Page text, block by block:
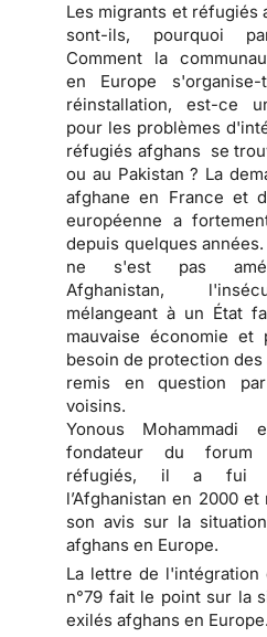
Les migrants et réfugiés
sont-ils, pourquoi
Comment la
en Europe
réinstallation, est-ce
pour les problèmes
réfugiés afghans se
ou au Pakistan ? La
afghane en France et
européenne a
depuis quelques
ne s'est pas
Afghanistan,
mélangeant à un État
mauvaise économie et
besoin de protection
remis en question
voisins.
Yonous
fondateur du
réfugiés, il a fui
l’Afghanistan en 2000
son avis sur la
afghans en Europe.
La lettre de l'intégration
n°79 fait le point sur la
exilés afghans en Europe.